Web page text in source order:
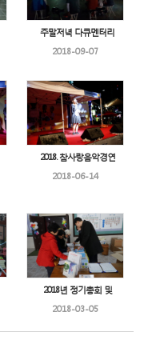
주말저녁 다큐멘터리
2018-09-07
2018. 참사랑음악경연
2018-06-14
2018년 정기총회 및
2018-03-05